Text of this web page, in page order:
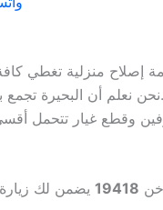
إصلاح منزلية تغطي
نعلم أن البحيرة
وقطع غيار تتحمل
19418 يضمن لك